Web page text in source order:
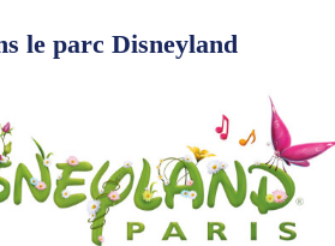
le parc Disneyland